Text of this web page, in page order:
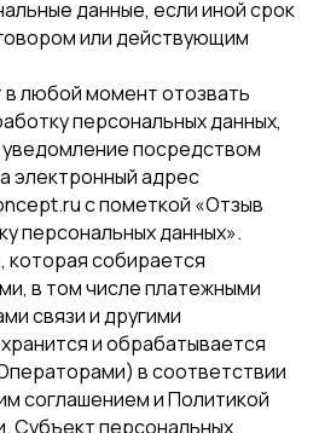
данные, если иной срок
или действующим
любой момент отозвать
персональных данных,
посредством
электронный адрес
с пометкой «Отзыв
персональных данных».
которая собирается
в том числе платежными
связи и другими
и обрабатывается
в соответствии
соглашением и Политикой
Субъект персональных